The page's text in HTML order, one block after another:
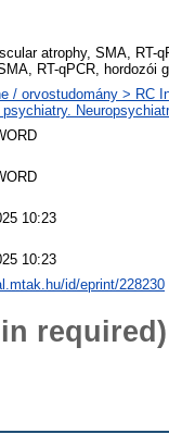
atrophy, SMA, RT-
RT-qPCR, hordozói
/ orvostudomány > RC
psychiatry.
10:23
10:23
id/eprint/228230
required)